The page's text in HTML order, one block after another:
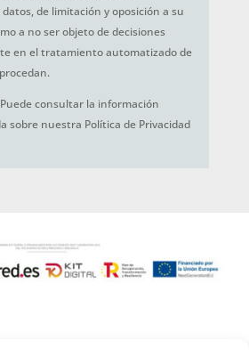
de limitación y oposición a su
a no ser objeto de decisiones
en el tratamiento automatizado de
Puede consultar la información
sobre nuestra Política de Privacidad